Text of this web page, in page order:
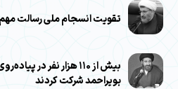
تقویت انسجام ملی رسالت
بیش از ۱۱۰ هزار نفر در
بویراحمد شرکت کردند